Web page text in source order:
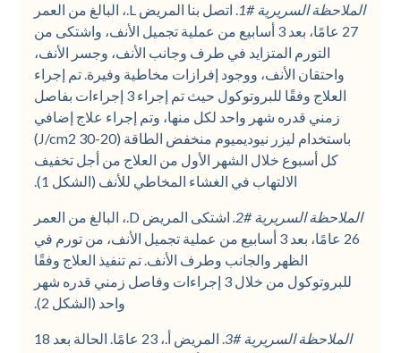
الملاحظة السريرية #1
. اتصل بنا المريض L.، البالغ من العمر
27 عامًا، بعد 3 أسابيع من عملية تجميل الأنف، واشتكى من
التورم المتزايد في طرف وجانب الأنف، وجسر الأنف،
واحتقان الأنف، ووجود إفرازات مخاطية وفيرة. تم إجراء
العلاج وفقًا للبروتوكول حيث تم إجراء 3 إجراءات بفاصل
زمني قدره شهر واحد لكل منها، وتم إجراء علاج إضافي
باستخدام ليزر نيوديميوم منخفض الطاقة (20-30 J/cm2)
كل أسبوع خلال الشهر الأول من العلاج من أجل تخفيف
الالتهاب في الغشاء المخاطي للأنف (الشكل 1).
الملاحظة السريرية #2.
اشتكى المريض D.، البالغ من العمر
26 عامًا، بعد 3 أسابيع من عملية تجميل الأنف، من تورم في
الظهر والجانب وطرف الأنف. تم تنفيذ العلاج وفقًا
للبروتوكول من خلال 3 إجراءات وفاصل زمني قدره شهر
واحد (الشكل 2).
الملاحظة السريرية #3
. المريض أ.، 23 عامًا. الحالة بعد 18